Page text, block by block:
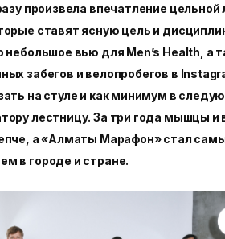
произвела впечатление цельной
ставят ясную цель и
вью для Men’s Health, а
забегов и велопробегов в
на стуле и как минимум в
лестницу. За три года мышцы и
а «Алматы Марафон» стал
в городе и стране.